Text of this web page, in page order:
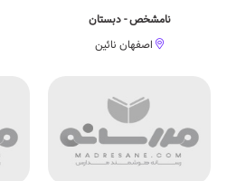
نامشخص - دبستان
اصفهان نائین